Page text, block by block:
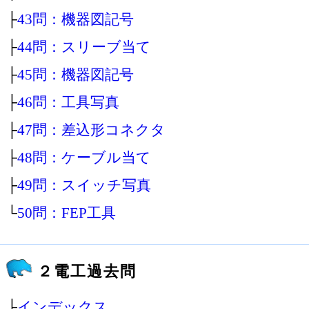
├43問：機器図記号
├44問：スリーブ当て
├45問：機器図記号
├46問：工具写真
├47問：差込形コネクタ
├48問：ケーブル当て
├49問：スイッチ写真
└50問：FEP工具
２電工過去問